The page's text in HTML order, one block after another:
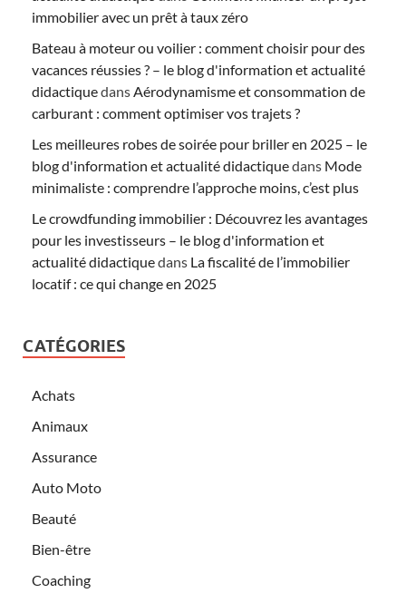
immobilier avec un prêt à taux zéro
Bateau à moteur ou voilier : comment choisir pour des
vacances réussies ? – le blog d'information et actualité
didactiquedansAérodynamisme et consommation de
carburant : comment optimiser vos trajets ?
Les meilleures robes de soirée pour briller en 2025 – le
blog d'information et actualité didactiquedans Mode
minimaliste : comprendre l’approche moins, c’est plus
Le crowdfunding immobilier : Découvrez les avantages
pour les investisseurs – le blog d'information et
actualité didactiquedans La fiscalité de l’immobilier
locatif : ce qui change en 2025
CATÉGORIES
Achats
Animaux
Assurance
Auto Moto
Beauté
Bien-être
Coaching